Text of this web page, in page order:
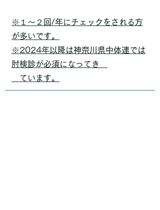
※１〜２回/年にチェックをされる方
が多いです。
※2024年以降は神奈川県中体連では
肘検診が必須になってき
ています。